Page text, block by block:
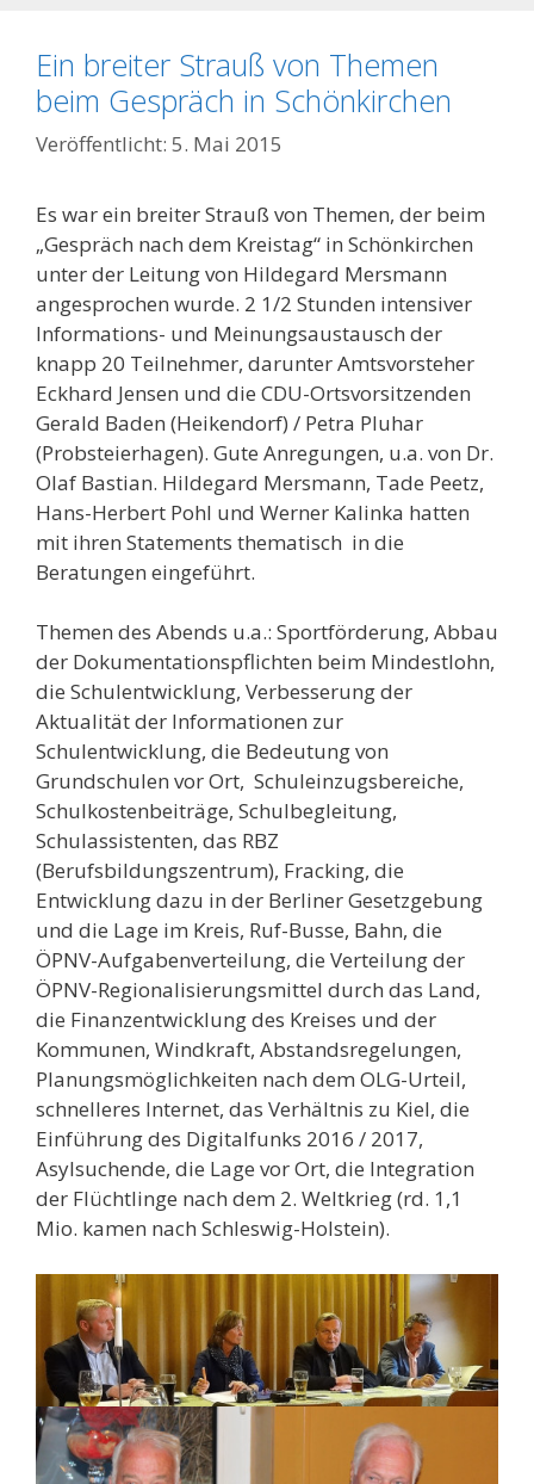
Ein breiter Strauß von Themen
beim Gespräch in Schönkirchen
5. Mai 2015
Es war ein breiter Strauß von Themen, der beim
„Gespräch nach dem Kreistag“ in Schönkirchen
unter der Leitung von Hildegard Mersmann
angesprochen wurde. 2 1/2 Stunden intensiver
Informations- und Meinungsaustausch der
knapp 20 Teilnehmer, darunter Amtsvorsteher
Eckhard Jensen und die CDU-Ortsvorsitzenden
Gerald Baden (Heikendorf) / Petra Pluhar
(Probsteierhagen). Gute Anregungen, u.a. von Dr.
Olaf Bastian. Hildegard Mersmann, Tade Peetz,
Hans-Herbert Pohl und Werner Kalinka hatten
mit ihren Statements thematisch in die
Beratungen eingeführt.
Themen des Abends u.a.: Sportförderung, Abbau
der Dokumentationspflichten beim Mindestlohn,
die Schulentwicklung, Verbesserung der
Aktualität der Informationen zur
Schulentwicklung, die Bedeutung von
Grundschulen vor Ort, Schuleinzugsbereiche,
Schulkostenbeiträge, Schulbegleitung,
Schulassistenten, das RBZ
(Berufsbildungszentrum), Fracking, die
Entwicklung dazu in der Berliner Gesetzgebung
und die Lage im Kreis, Ruf-Busse, Bahn, die
ÖPNV-Aufgabenverteilung, die Verteilung der
ÖPNV-Regionalisierungsmittel durch das Land,
die Finanzentwicklung des Kreises und der
Kommunen, Windkraft, Abstandsregelungen,
Planungsmöglichkeiten nach dem OLG-Urteil,
schnelleres Internet, das Verhältnis zu Kiel, die
Einführung des Digitalfunks 2016 / 2017,
Asylsuchende, die Lage vor Ort, die Integration
der Flüchtlinge nach dem 2. Weltkrieg (rd. 1,1
Mio. kamen nach Schleswig-Holstein).